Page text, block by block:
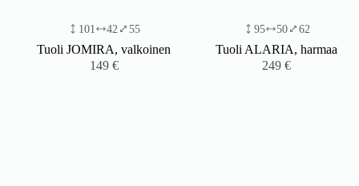
101 42 55
Tuoli JOMIRA, valkoinen
149€
95 50 62
Tuoli ALARIA, harmaa
249€